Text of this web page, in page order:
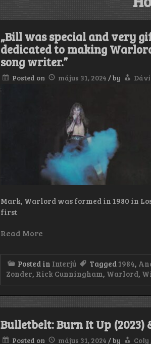
„Bill was special and very
dedicated to making
song writer.”
Posted on május 31, 2024 /by
Mark, Warlord was formed in 1980 in
first
Read More
Posted in Interjú Tagged 1984,
Zonder, Rick Cunningham, Warlord,
Bulletbelt: Burn It Up (2023)
Posted on május 31, 2024 /by Coly